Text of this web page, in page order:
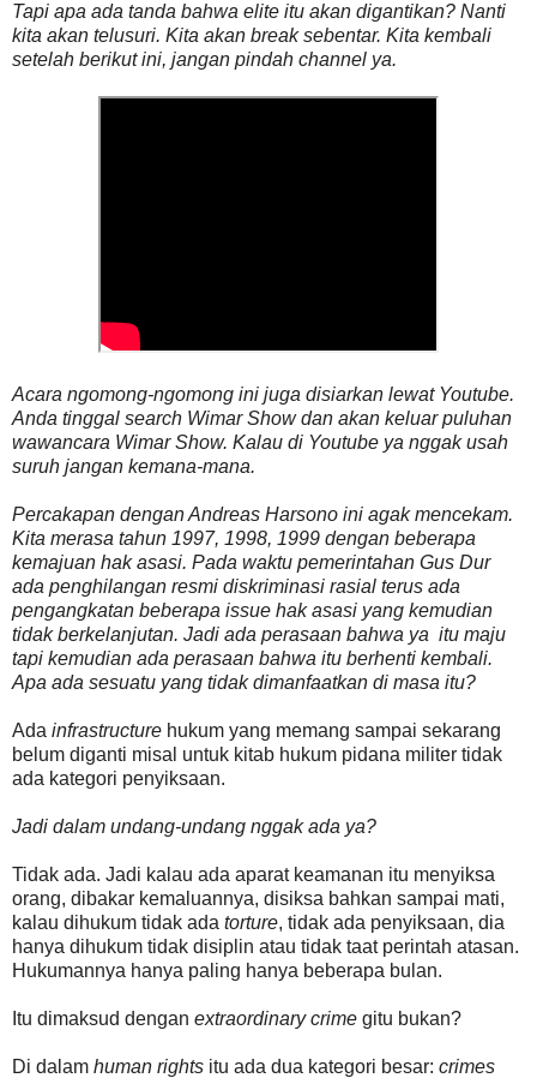
Tapi apa ada tanda bahwa elite itu akan digantikan? Nanti
kita akan telusuri. Kita akan break sebentar. Kita kembali
setelah berikut ini, jangan pindah channel ya.
Acara ngomong-ngomong ini juga disiarkan lewat Youtube.
Anda tinggal search Wimar Show dan akan keluar puluhan
wawancara Wimar Show. Kalau di Youtube ya nggak usah
suruh jangan kemana-mana.
Percakapan dengan Andreas Harsono ini agak mencekam.
Kita merasa tahun 1997, 1998, 1999 dengan beberapa
kemajuan hak asasi. Pada waktu pemerintahan Gus Dur
ada penghilangan resmi diskriminasi rasial terus ada
pengangkatan beberapa issue hak asasi yang kemudian
tidak berkelanjutan. Jadi ada perasaan bahwa ya itu maju
tapi kemudian ada perasaan bahwa itu berhenti kembali.
Apa ada sesuatu yang tidak dimanfaatkan di masa itu?
Ada infrastructure hukum yang memang sampai sekarang
belum diganti misal untuk kitab hukum pidana militer tidak
ada kategori penyiksaan.
Jadi dalam undang-undang nggak ada ya?
Tidak ada. Jadi kalau ada aparat keamanan itu menyiksa
orang, dibakar kemaluannya, disiksa bahkan sampai mati,
kalau dihukum tidak ada torture, tidak ada penyiksaan, dia
hanya dihukum tidak disiplin atau tidak taat perintah atasan.
Hukumannya hanya paling hanya beberapa bulan.
Itu dimaksud dengan extraordinary crime gitu bukan?
Di dalam human rights itu ada dua kategori besar: crimes